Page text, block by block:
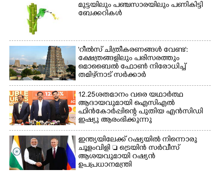
മുട്ടയിലും പഞ്ചസാരയിലും പണികിട്ടി
ബേക്കറികൾ
'റീൽസ് ചിത്രീകരണങ്ങൾ വേണ്ട':
ക്ഷേത്രങ്ങളിലും പരിസരത്തും
മൊബൈൽ ഫോൺ നിരോധിച്ച്
തമിഴ്നാട് സർക്കാർ
12.25ശതമാനം വരെ യഥാർത്ഥ
ആദായവുമായി ഐസിഎൽ
ഫിൻകോർപ്പിന്റെ പുതിയ എൻസിഡി
ഇഷ്യു ആരംഭിക്കുന്നു
ഇന്ത്യയിലേക്ക് റഷ്യയിൽ നിന്നൊരു
ചൂളംവിളി  ട്രെയിൻ സർവീസ്
ആശയവുമായി റഷ്യൻ
ഉപപ്രധാനമന്ത്രി